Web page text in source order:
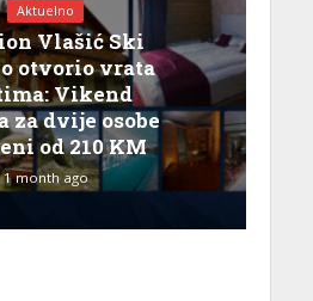
Aktuelno
Vlašić Ski
otvorio vrata
Vikend
za dvije osobe
od 210 KM
1 month ago